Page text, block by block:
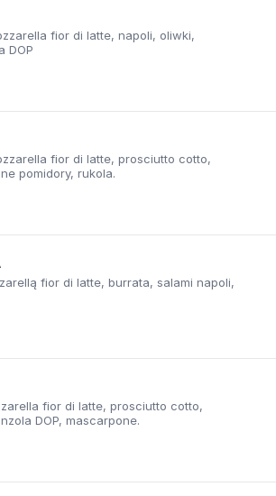
fior di latte, napoli, oliwki,
DOP
fior di latte, prosciutto cotto,
pomidory, rukola.
fior di latte, burrata, salami napoli,
fior di latte, prosciutto cotto,
DOP, mascarpone.